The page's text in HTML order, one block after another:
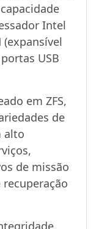
Intel
(expansível
USB
em ZFS,
de
alto
de missão